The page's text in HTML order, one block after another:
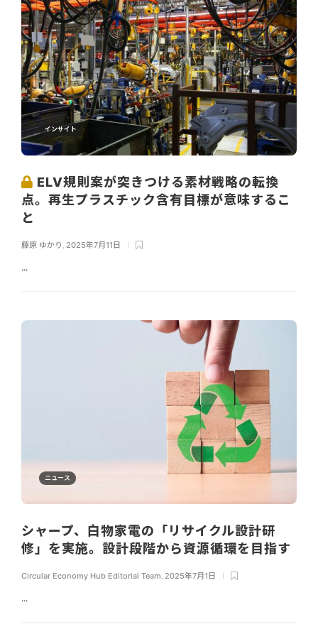
インサイト
ELV規則案が突きつける素材戦略の転換
点。再生プラスチック含有目標が意味するこ
と
藤原 ゆかり 2025年7月11日
...
ニュース
シャープ、白物家電の「リサイクル設計研
修」を実施。設計段階から資源循環を目指す
Circular Economy Hub Editorial Team 2025年7月1日
...